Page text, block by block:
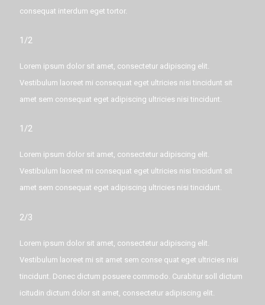
consequat interdum eget tortor.
1/2
Lorem ipsum dolor sit amet, consectetur adipiscing elit.
Vestibulum laoreet mi consequat eget ultricies nisi tincidunt sit
amet sem consequat eget adipiscing ultricies nisi tincidunt.
1/2
Lorem ipsum dolor sit amet, consectetur adipiscing elit.
Vestibulum laoreet mi consequat eget ultricies nisi tincidunt sit
amet sem consequat eget adipiscing ultricies nisi tincidunt.
2/3
Lorem ipsum dolor sit amet, consectetur adipiscing elit.
Vestibulum laoreet mi sit amet sem conse quat eget ultricies nisi
tincidunt. Donec dictum posuere commodo. Curabitur soll dictum
icitudin dictum dolor sit amet, consectetur adipiscing elit.